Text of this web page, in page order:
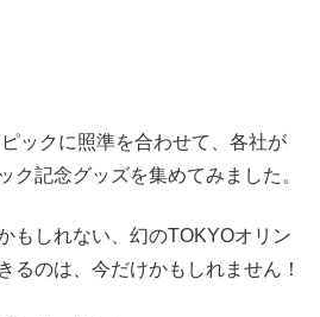
ックに照準を合わせて、各社が
ク記念グッズを集めてみました。
もしれない、幻のTOKYOオリン
るのは、今だけかもしれません！